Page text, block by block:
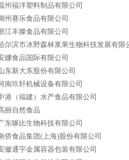
州福洋塑料制品有限公司
州赛乐食品有限公司
江丰滕食品有限公司
尔滨市冰野森林浆果生物科技发展有限
娜食品国际有限公司
东新大东股份有限公司
南玖轩机械设备有限公司
港（福建）水产食品有限公司
丽自然食品
东哆比生物科技有限公司
侨食品集团(上海)股份有限公司
徽通宇金属容器包装有限公司